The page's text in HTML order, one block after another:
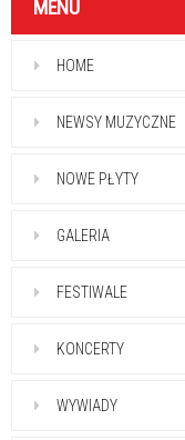
MENU
HOME
NEWSY MUZYCZNE
NOWE PŁYTY
GALERIA
FESTIWALE
KONCERTY
WYWIADY